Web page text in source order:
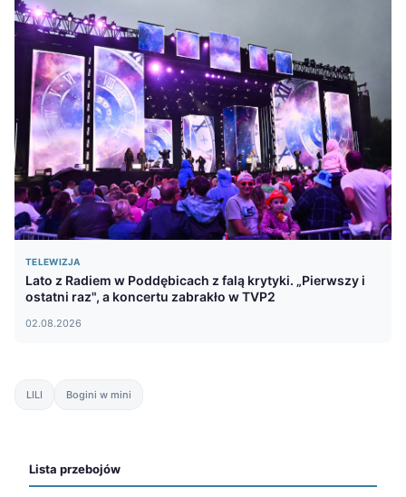
TELEWIZJA
Lato z Radiem w Poddębicach z falą krytyki. „Pierwszy i
ostatni raz", a koncertu zabrakło w TVP2
02.08.2026
LILI Bogini w mini
Lista przebojów